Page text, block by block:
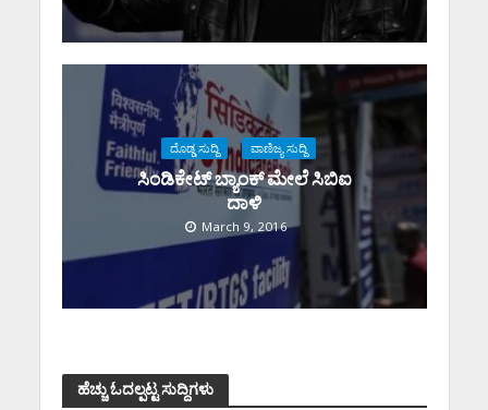
ದೊಡ್ಡ ಸುದ್ದಿ ವಾಣಿಜ್ಯ ಸುದ್ದಿ
ಸಿಂಡಿಕೇಟ್ ಬ್ಯಾಂಕ್ ಮೇಲೆ ಸಿಬಿಐ
ದಾಳಿ
March 9, 2016
ಹೆಚ್ಚು ಓದಲ್ಪಟ್ಟ ಸುದ್ದಿಗಳು